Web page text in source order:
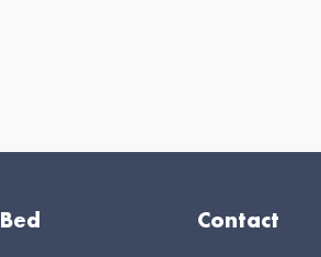
Contact